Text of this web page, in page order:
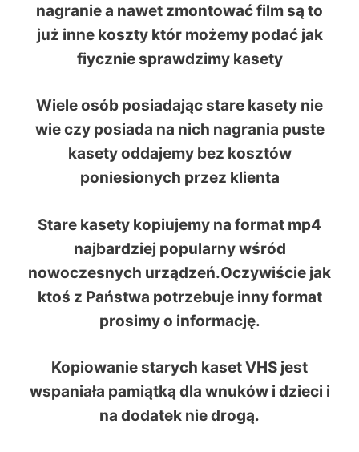
nagranie a nawet zmontować film są to
już inne koszty któr możemy podać jak
fiycznie sprawdzimy kasety
Wiele osób posiadając stare kasety nie
wie czy posiada na nich nagrania puste
kasety oddajemy bez kosztów
poniesionych przez klienta
Stare kasety kopiujemy na format mp4
najbardziej popularny wśród
nowoczesnych urządzeń.Oczywiście jak
ktoś z Państwa potrzebuje inny format
prosimy o informację.
Kopiowanie starych kaset VHS jest
wspaniała pamiątką dla wnuków i dzieci i
na dodatek nie drogą.